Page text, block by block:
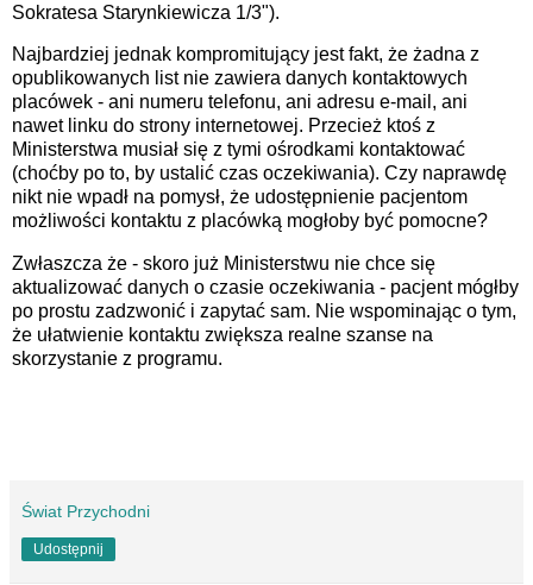
Sokratesa Starynkiewicza 1/3").
Najbardziej jednak kompromitujący jest fakt, że żadna z
opublikowanych list nie zawiera danych kontaktowych
placówek - ani numeru telefonu, ani adresu e-mail, ani
nawet linku do strony internetowej. Przecież ktoś z
Ministerstwa musiał się z tymi ośrodkami kontaktować
(choćby po to, by ustalić czas oczekiwania). Czy naprawdę
nikt nie wpadł na pomysł, że udostępnienie pacjentom
możliwości kontaktu z placówką mogłoby być pomocne?
Zwłaszcza że - skoro już Ministerstwu nie chce się
aktualizować danych o czasie oczekiwania - pacjent mógłby
po prostu zadzwonić i zapytać sam. Nie wspominając o tym,
że ułatwienie kontaktu zwiększa realne szanse na
skorzystanie z programu.
Świat Przychodni
Udostępnij